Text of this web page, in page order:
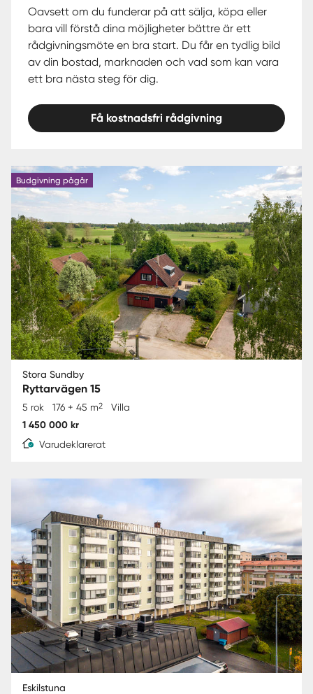
Oavsett om du funderar på att sälja, köpa eller
bara vill förstå dina möjligheter bättre är ett
rådgivningsmöte en bra start. Du får en tydlig bild
av din bostad, marknaden och vad som kan vara
ett bra nästa steg för dig.
Få kostnadsfri rådgivning
Budgivning pågår
Stora Sundby
Ryttarvägen 15
5 rok 176 + 45 m2 Villa
1 450 000 kr
Varudeklarerat
Eskilstuna